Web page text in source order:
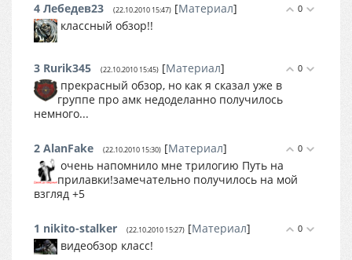
0
4 Лебедев23 (22.10.2010 15:47) [Материал]
классный обзор!!
0
3 Rurik345 (22.10.2010 15:45) [Материал]
прекрасный обзор, но как я сказал уже в
группе про амк недоделанно получилось
немного...
0
2 AlanFake (22.10.2010 15:30) [Материал]
очень напомнило мне трилогию Путь на
прилавки!замечательно получилось на мой
взгляд +5
0
1 nikito-stalker (22.10.2010 15:27) [Материал]
видеобзор класс!